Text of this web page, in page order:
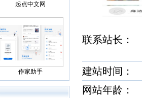
起点中文网
作家助手
联系站长
建站时间
网站年龄：